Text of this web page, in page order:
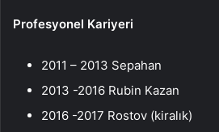
Profesyonel Kariyeri
2011 – 2013 Sepahan
2013 -2016 Rubin Kazan
2016 -2017 Rostov (kiralık)